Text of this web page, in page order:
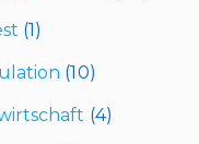
(1)
(10)
(4)